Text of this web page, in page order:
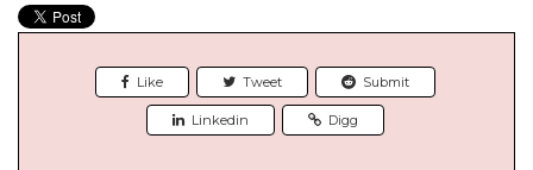
Like Tweet Submit
Linkedin Digg